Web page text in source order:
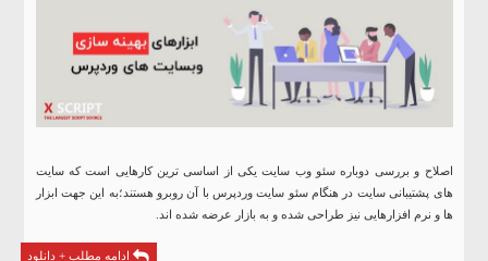
اصلاح و بررسی دوباره سئو وب سایت یکی از اساسی ترین کارهایی است که سایت
های پشتیبانی سایت در هنگام سئو سایت وردپرس با آن روبرو هستند؛به این جهت ابزار
ها و نرم افزارهایی نیز طراحی شده و به بازار عرضه شده اند.
ادامه مطلب + دانلود